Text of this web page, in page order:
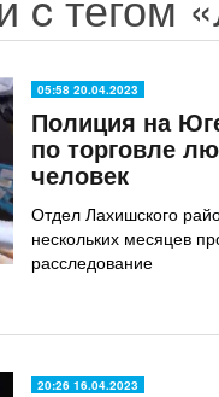
05:58 20.04.2023
Полиция на
по торговле
человек
Отдел Лахишского
нескольких месяцев
расследование
20:26 16.04.2023